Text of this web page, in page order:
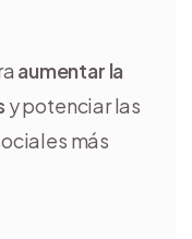
aumentar la
y potenciar las
más